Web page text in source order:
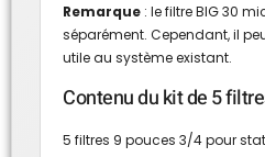
Remarque : le filtre BIG 30
séparément. Cependant, il
utile au système existant.
Contenu du kit de 5
5 filtres 9 pouces 3/4 pour